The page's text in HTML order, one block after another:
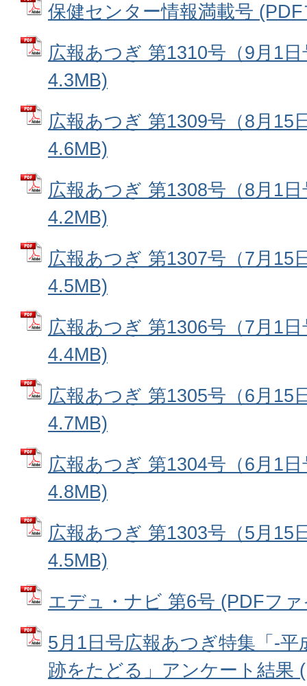
保健センター情報満載号
広報あつぎ 第1310号（9月1
4.3MB)
広報あつぎ 第1309号（8月15
4.6MB)
広報あつぎ 第1308号（8月1
4.2MB)
広報あつぎ 第1307号（7月15
4.5MB)
広報あつぎ 第1306号（7月1
4.4MB)
広報あつぎ 第1305号（6月15
4.7MB)
広報あつぎ 第1304号（6月1
4.8MB)
広報あつぎ 第1303号（5月15
4.5MB)
エデュ・ナビ 第6号 (PDFフ
5月1日号広報あつぎ特集「-
跡をたどる」アンケート結果